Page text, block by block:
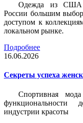
Одежда из США
России большим
доступом к
локальном рынке.
Подробнее
16.06.2026
Секреты успеха
Спортивная
функциональности
индустрии красоты